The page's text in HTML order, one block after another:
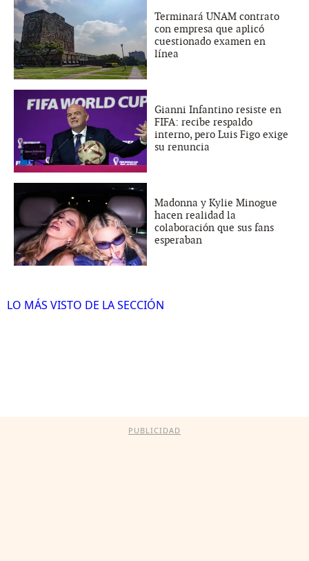
Terminará UNAM contrato
con empresa que aplicó
cuestionado examen en
línea
Gianni Infantino resiste en
FIFA: recibe respaldo
interno, pero Luis Figo exige
su renuncia
Madonna y Kylie Minogue
hacen realidad la
colaboración que sus fans
esperaban
LO MÁS VISTO DE LA SECCIÓN
PUBLICIDAD